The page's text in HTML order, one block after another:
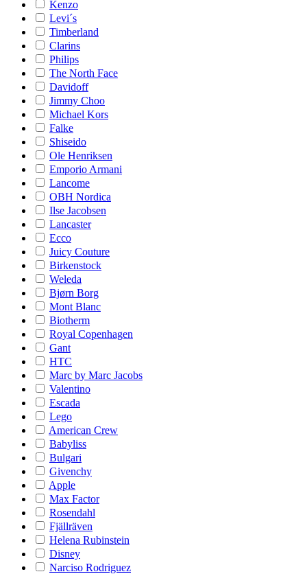
Kenzo
Levi´s
Timberland
Clarins
Philips
The North Face
Davidoff
Jimmy Choo
Michael Kors
Falke
Shiseido
Ole Henriksen
Emporio Armani
Lancome
OBH Nordica
Ilse Jacobsen
Lancaster
Ecco
Juicy Couture
Birkenstock
Weleda
Bjørn Borg
Mont Blanc
Biotherm
Royal Copenhagen
Gant
HTC
Marc by Marc Jacobs
Valentino
Escada
Lego
American Crew
Babyliss
Bulgari
Givenchy
Apple
Max Factor
Rosendahl
Fjällräven
Helena Rubinstein
Disney
Narciso Rodriguez